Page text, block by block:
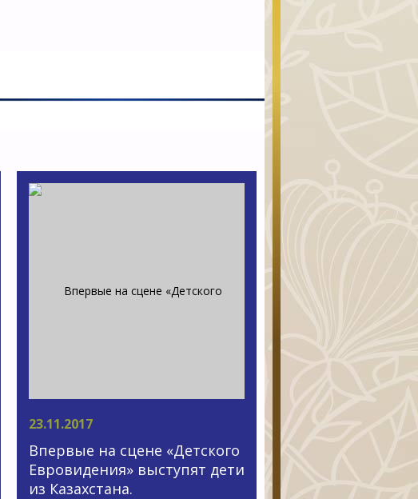
23.11.2017
Впервые на сцене «Детского
Евровидения» выступят дети
из Казахстана.